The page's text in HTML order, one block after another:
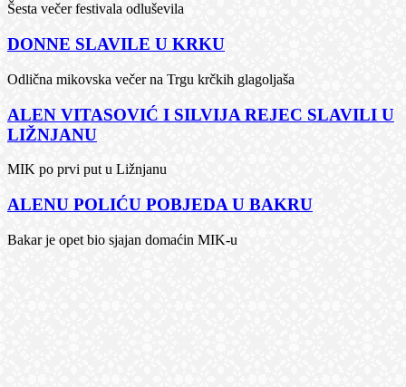
Šesta večer festivala odluševila
DONNE SLAVILE U KRKU
Odlična mikovska večer na Trgu krčkih glagoljaša
ALEN VITASOVIĆ I SILVIJA REJEC SLAVILI U
LIŽNJANU
MIK po prvi put u Ližnjanu
ALENU POLIĆU POBJEDA U BAKRU
Bakar je opet bio sjajan domaćin MIK-u